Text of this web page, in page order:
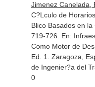
Jimenez Canelada,
C?Lculo de
Blico Basados en la
719-726. En:
Como Motor de
Ed. 1. Zaragoza,
de Ingenier?a del
0